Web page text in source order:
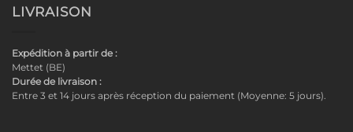
LIVRAISON
Expédition à partir de :
Mettet (BE)
Durée de livraison :
Entre 3 et 14 jours après réception du paiement (Moyenne: 5 jours).